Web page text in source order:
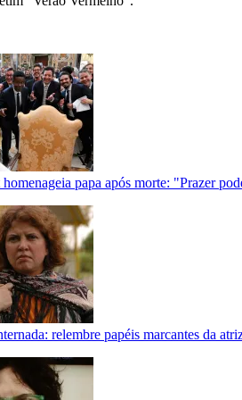
papa após morte: "Prazer
relembre papéis marcantes da